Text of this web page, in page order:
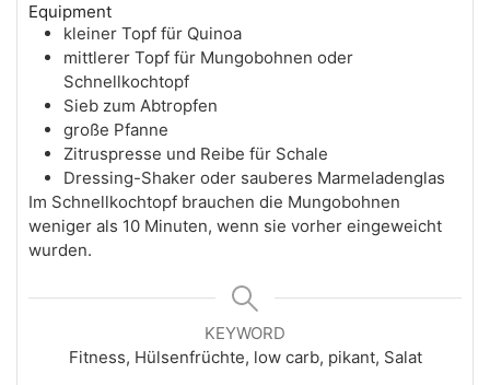
Equipment
kleiner Topf für Quinoa
mittlerer Topf für Mungobohnen oder
Schnellkochtopf
Sieb zum Abtropfen
große Pfanne
Zitruspresse und Reibe für Schale
Dressing-Shaker oder sauberes Marmeladenglas
Im Schnellkochtopf brauchen die Mungobohnen
weniger als 10 Minuten, wenn sie vorher eingeweicht
wurden.
KEYWORD
Fitness, Hülsenfrüchte, low carb, pikant, Salat